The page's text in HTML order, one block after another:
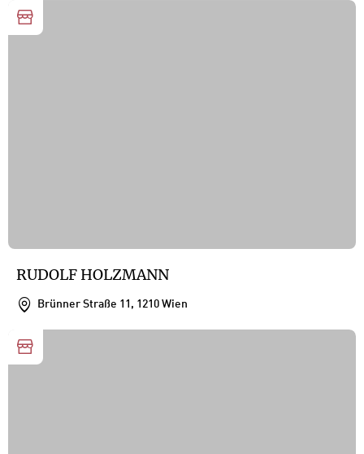
RUDOLF HOLZMANN
Brünner Straße 11, 1210 Wien